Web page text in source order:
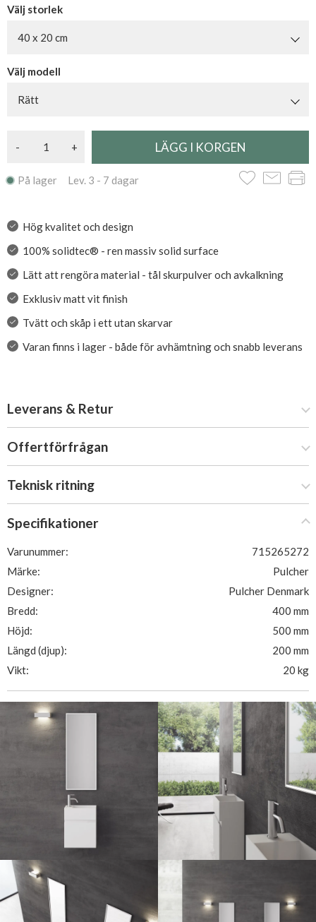
Välj storlek
40 x 20 cm
Välj modell
Rätt
- +
På lager Lev. 3 - 7 dagar
Hög kvalitet och design
100% solidtec® - ren massiv solid surface
Lätt att rengöra material - tål skurpulver och avkalkning
Exklusiv matt vit finish
Tvätt och skåp i ett utan skarvar
Varan finns i lager - både för avhämtning och snabb leverans
Leverans & Retur
Offertförfrågan
Teknisk ritning
Specifikationer
Varunummer:
715265272
Märke:
Pulcher
Designer:
Pulcher Denmark
Bredd:
400 mm
Höjd:
500 mm
Längd (djup):
200 mm
Vikt:
20 kg